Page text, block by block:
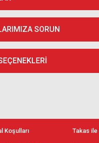
SORUN
Koşulları Takas ile